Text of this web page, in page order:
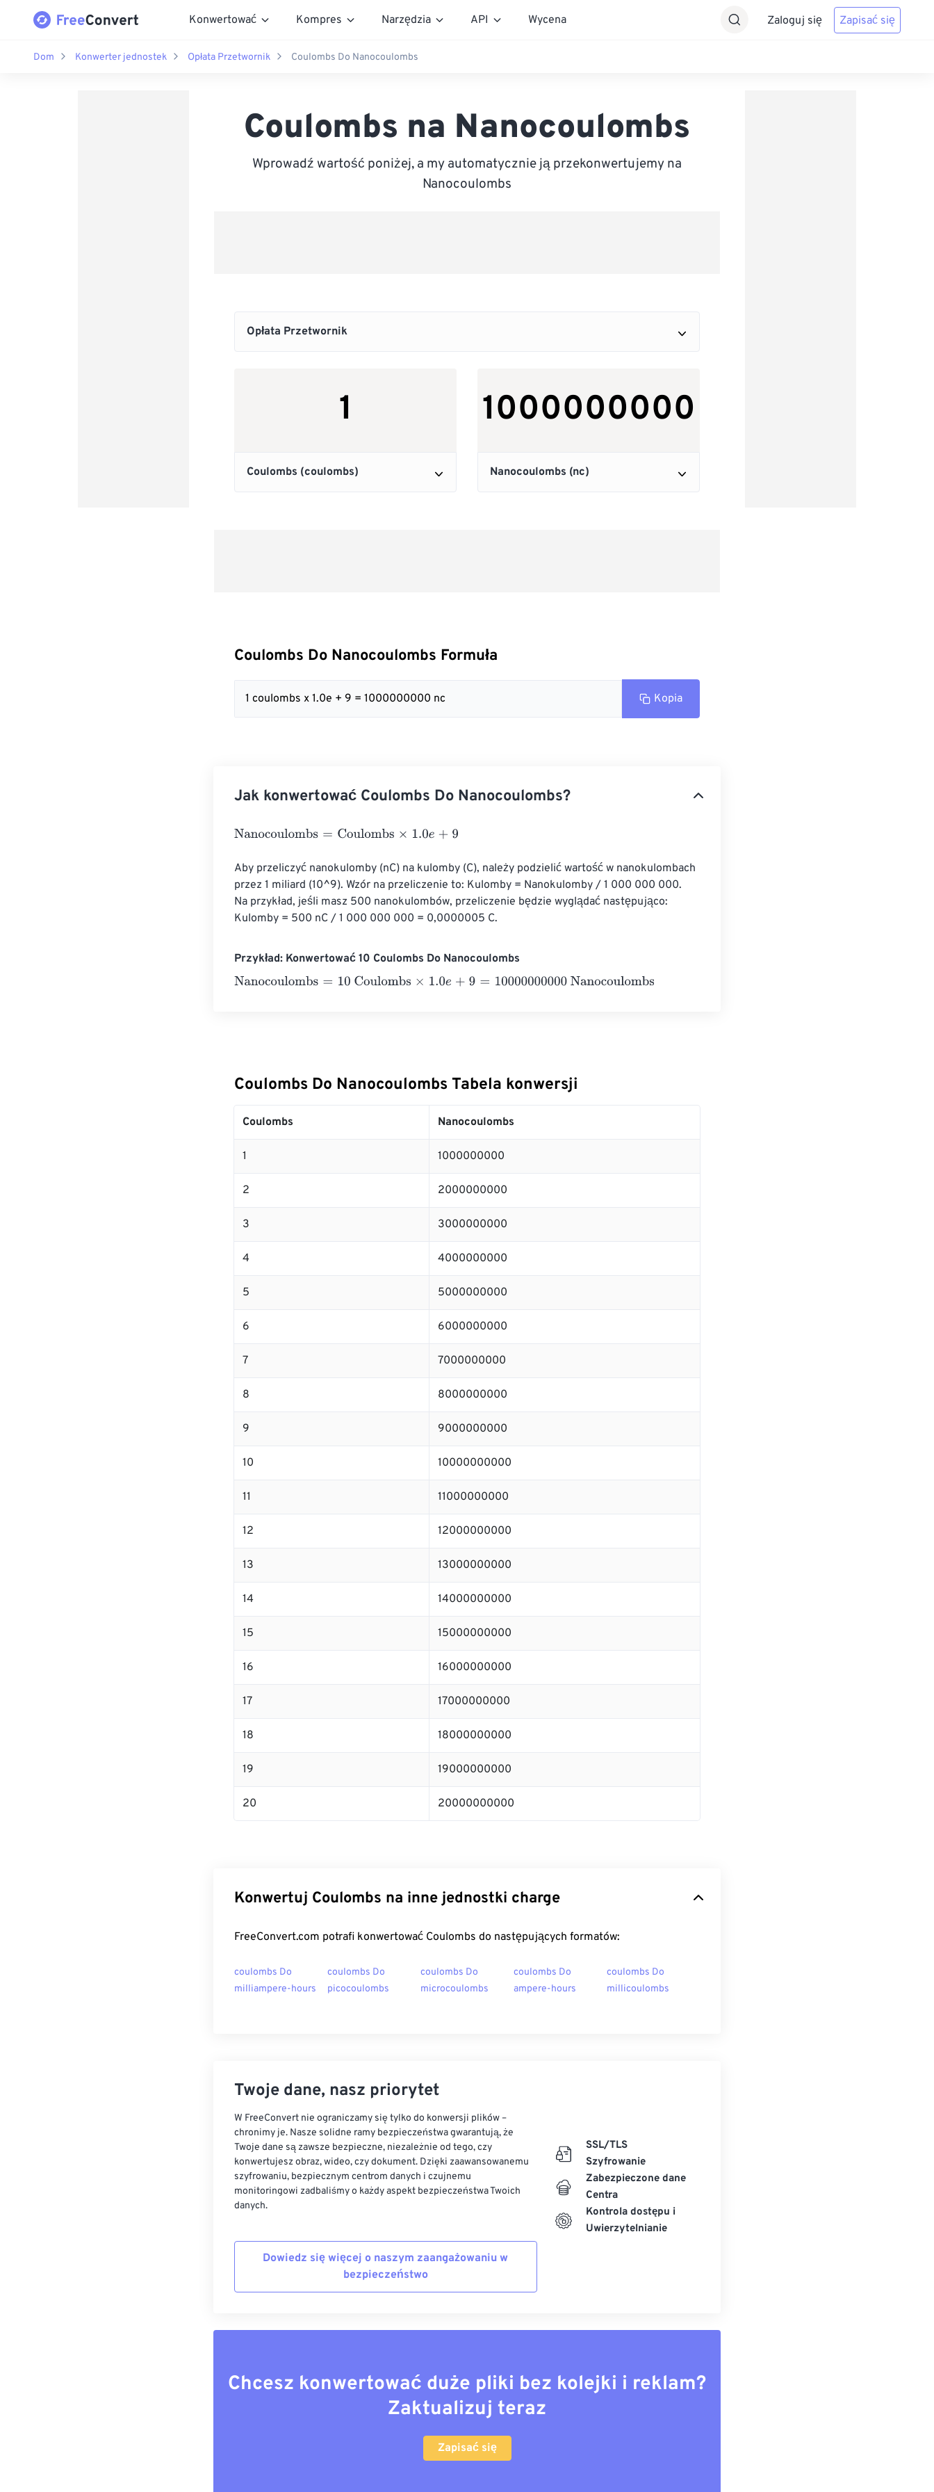
Konwertować Kompres Narzędzia API Wycena Zaloguj się Zapisać się
Dom Konwerter jednostek Opłata Przetwornik Coulombs Do Nanocoulombs
Coulombs na Nanocoulombs
Wprowadź wartość poniżej, a my automatycznie ją przekonwertujemy na
Nanocoulombs
Coulombs Do Nanocoulombs Formuła
1 coulombs x 1.0e + 9 = 1000000000 nc Kopia
Jak konwertować Coulombs Do Nanocoulombs?
Nanocoulombs=Coulombs×1.0e+ 9
Aby przeliczyć nanokulomby (nC) na kulomby (C), należy podzielić wartość w nanokulombach
przez 1 miliard (10^9). Wzór na przeliczenie to: Kulomby = Nanokulomby / 1 000 000 000.
Na przykład, jeśli masz 500 nanokulombów, przeliczenie będzie wyglądać następująco:
Kulomby = 500 nC / 1 000 000 000 = 0,0000005 C.
Przykład: Konwertować 10 Coulombs Do Nanocoulombs
Nanocoulombs=10 Coulombs×1.0e+ 9= 10000000000 Nanocoulombs
Coulombs Do Nanocoulombs Tabela konwersji
Coulombs Nanocoulombs
1 1000000000
2 2000000000
3 3000000000
4 4000000000
5 5000000000
6 6000000000
7 7000000000
8 8000000000
9 9000000000
10 10000000000
11 11000000000
12 12000000000
13 13000000000
14 14000000000
15 15000000000
16 16000000000
17 17000000000
18 18000000000
19 19000000000
20 20000000000
Konwertuj Coulombs na inne jednostki charge
FreeConvert.com potrafi konwertować Coulombs do następujących formatów:
coulombs Do
milliampere-hours
coulombs Do
picocoulombs
coulombs Do
microcoulombs
coulombs Do
ampere-hours
coulombs Do
millicoulombs
Twoje dane, nasz priorytet
W FreeConvert nie ograniczamy się tylko do konwersji plików –
chronimy je. Nasze solidne ramy bezpieczeństwa gwarantują, że
Twoje dane są zawsze bezpieczne, niezależnie od tego, czy
konwertujesz obraz, wideo, czy dokument. Dzięki zaawansowanemu
szyfrowaniu, bezpiecznym centrom danych i czujnemu
monitoringowi zadbaliśmy o każdy aspekt bezpieczeństwa Twoich
danych.
Dowiedz się więcej o naszym zaangażowaniu w
bezpieczeństwo
SSL/TLS
Szyfrowanie
Zabezpieczone dane
Centra
Kontrola dostępu i
Uwierzytelnianie
Chcesz konwertować duże pliki bez kolejki i reklam?
Zaktualizuj teraz
Zapisać się